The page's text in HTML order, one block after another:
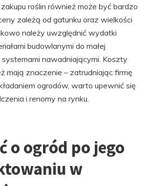
roślin również może być bardzo
zależą od gatunku oraz wielkości
należy uwzględnić wydatki
budowlanymi do małej
nawadniającymi. Koszty
mają znaczenie – zatrudniając firmę
ogrodów, warto upewnić się
i renomy na rynku.
o ogród po jego
w